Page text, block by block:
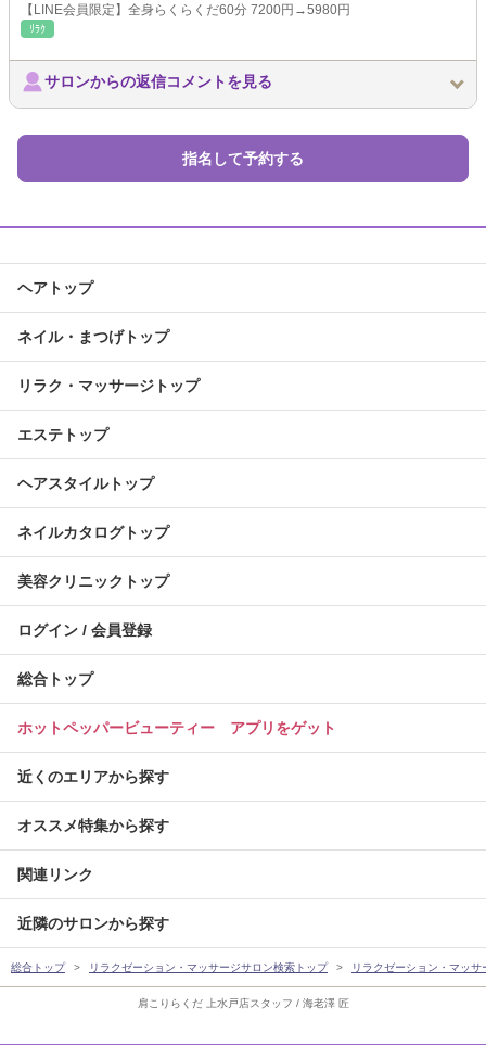
肩こりらくだ 上水戸店スタッフ / 海老澤 匠
【LINE会員限定】全身らくらくだ60分 7200円→5980円
ﾘﾗｸ
サロンからの返信コメントを見る
指名して予約する
ヘアトップ
ネイル・まつげトップ
リラク・マッサージトップ
エステトップ
ヘアスタイルトップ
ネイルカタログトップ
美容クリニックトップ
ログイン / 会員登録
総合トップ
ホットペッパービューティー アプリをゲット
近くのエリアから探す
オススメ特集から探す
関連リンク
近隣のサロンから探す
総合トップ リラクゼーション・マッサージサロン検索トップ リラクゼーション・マッ